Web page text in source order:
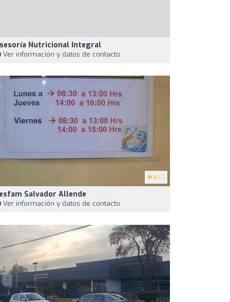
Nutricional Integral
Ver información y datos de contacto
5 (1)
Salvador Allende
Ver información y datos de contacto